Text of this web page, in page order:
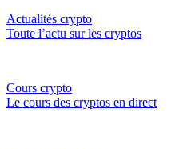
Actualités crypto
Toute l’actu sur les cryptos
Cours crypto
Le cours des cryptos en direct